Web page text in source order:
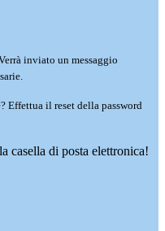
inviato un messaggio
Effettua il reset della password
casella di posta elettronica!